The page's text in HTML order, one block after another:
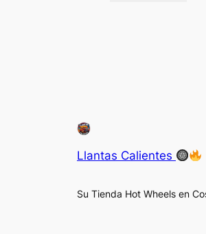
Llantas Calientes
Su Tienda Hot Wheels en